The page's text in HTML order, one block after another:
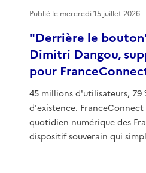
"Derrière le
Dimitri Dangou,
pour
45 millions d'utilisateurs, 79
d'existence.
quotidien numérique des
dispositif souverain qui
Publié le mercredi 15 juillet 2026